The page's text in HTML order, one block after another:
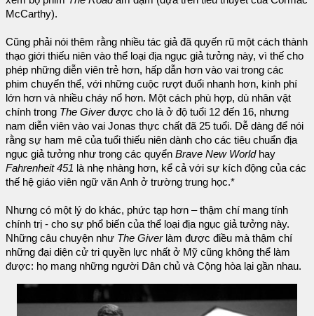
McCarthy).
Cũng phải nói thêm rằng nhiều tác giả đã quyến rũ một cách thành
thạo giới thiếu niên vào thể loại địa ngục giả tưởng này, vì thế cho
phép những diễn viên trẻ hơn, hấp dẫn hơn vào vai trong các
phim chuyển thể, với những cuộc rượt đuổi nhanh hơn, kinh phí
lớn hơn và nhiều cháy nổ hơn. Một cách phù hợp, dù nhân vật
chính trong The Giverđược cho là ở độ tuổi 12 đến 16, nhưng
nam diễn viên vào vai Jonas thực chất đã 25 tuổi. Dễ dàng để nói
rằng sự ham mê của tuổi thiếu niên dành cho các tiêu chuẩn địa
ngục giả tưởng như trong các quyển Brave New Worldhay
Fahrenheit 451 là nhẹ nhàng hơn, kể cả với sự kích động của các
thế hệ giáo viên ngữ văn Anh ở trường trung học.*
Nhưng có một lý do khác, phức tạp hơn – thậm chí mang tính
chính trị - cho sự phổ biến của thể loại địa ngục giả tưởng này.
Những câu chuyện như The Giverlàm được điều mà thậm chí
những đại diện cử tri quyền lực nhất ở Mỹ cũng không thể làm
được: họ mang những người Dân chủ và Cộng hòa lại gần nhau.